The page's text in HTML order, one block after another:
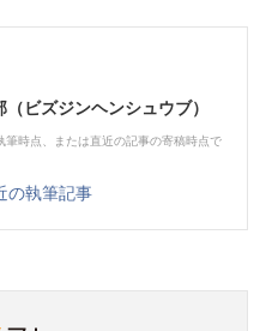
ビズジンヘンシュウブ）
筆時点、または直近の記事の寄稿時点で
の執筆記事